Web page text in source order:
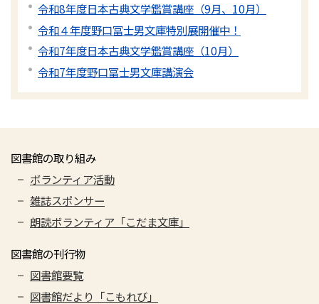
令和8年度日本古典文学鑑賞講座（9月、10月）
令和４年度野口冨士男文庫特別展開催中！
令和7年度日本古典文学鑑賞講座（10月）
令和7年度野口冨士男文庫講演会
図書館の取り組み
ボランティア活動
雑誌スポンサー
朗読ボランティア「こだま文庫」
図書館の刊行物
図書館要覧
図書館だより「こもれび」